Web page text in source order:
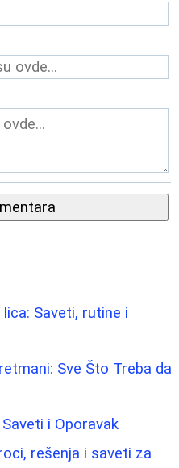
Saveti, rutine i
Sve Što Treba da
i Oporavak
rešenja i saveti za